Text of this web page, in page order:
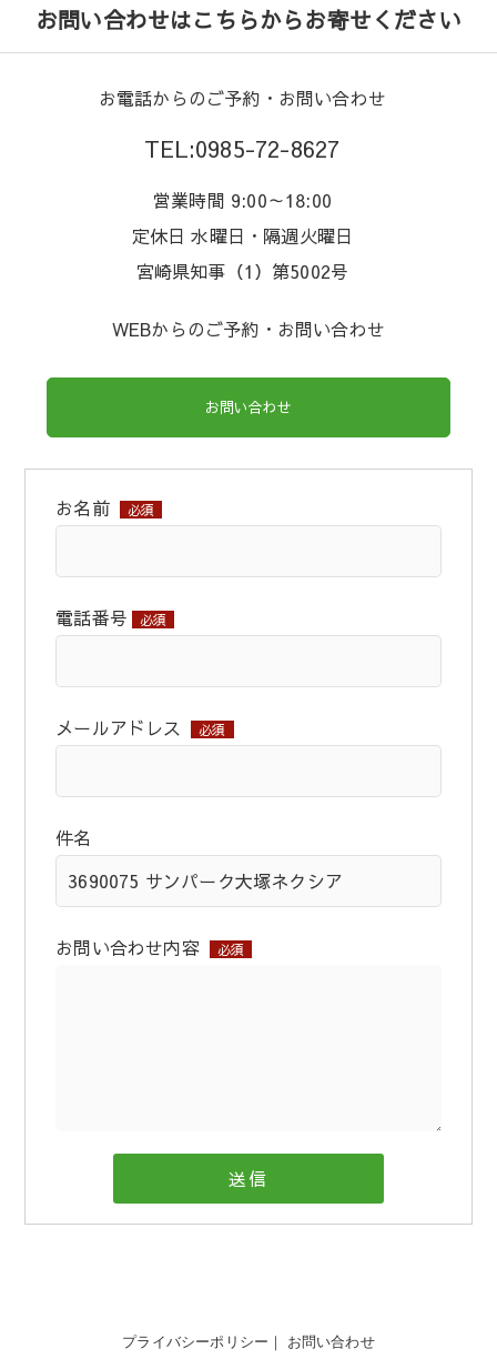
お問い合わせはこちらからお寄せください
お電話からのご予約・お問い合わせ
TEL:0985-72-8627
営業時間 9:00～18:00
定休日 水曜日・隔週火曜日
宮崎県知事（1）第5002号
WEBからのご予約・お問い合わせ
お問い合わせ
お名前 必須
電話番号 必須
メールアドレス 必須
件名
お問い合わせ内容 必須
プライバシーポリシー ｜ お問い合わせ